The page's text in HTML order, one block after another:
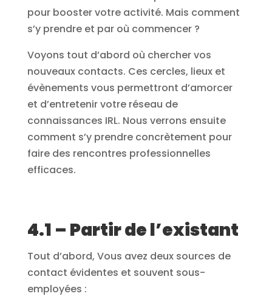
pour booster votre activité. Mais comment
s’y prendre et par où commencer ?
Voyons tout d’abord où chercher vos
nouveaux contacts. Ces cercles, lieux et
évènements vous permettront d’amorcer
et d’entretenir votre réseau de
connaissances IRL. Nous verrons ensuite
comment s’y prendre concrètement pour
faire des rencontres professionnelles
efficaces.
4.1 – Partir de l’existant
Tout d’abord, Vous avez deux sources de
contact évidentes et souvent sous-
employées :